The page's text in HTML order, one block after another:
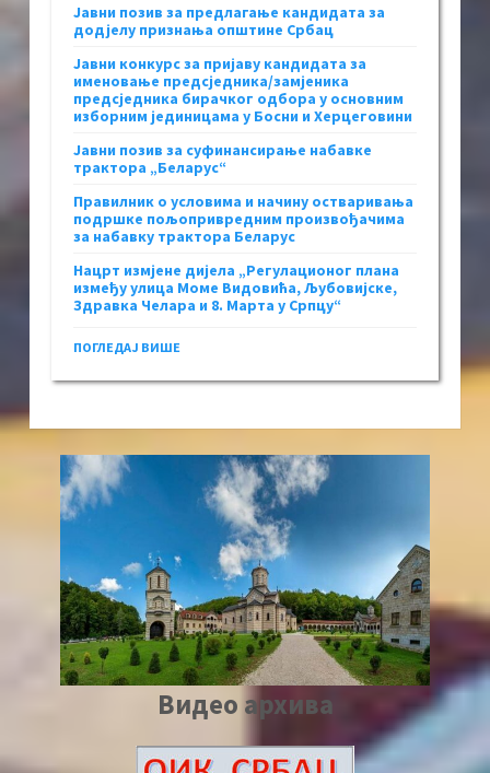
Јавни позив за предлагање кандидата за
додјелу признања општине Србац
Јавни конкурс за пријаву кандидата за
именовање предсједника/замјеника
предсједника бирачког одбора у основним
изборним јединицама у Босни и Херцеговини
Јавни позив за суфинансирање набавке
трактора „Беларус“
Правилник о условима и начину остваривања
подршке пољопривредним произвођачима
за набавку трактора Беларус
Нацрт измјене дијела „Регулационог плана
између улица Моме Видовића, Љубовијске,
Здравка Челара и 8. Марта у Српцу“
ПОГЛЕДАЈ ВИШЕ
Видео архива